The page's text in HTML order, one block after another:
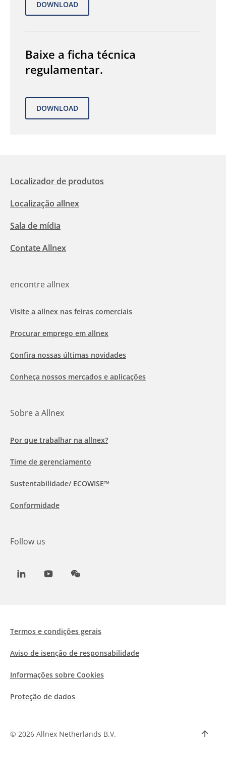
Baixe a ficha técnica
regulamentar.
Localizador de produtos
Localização allnex
Sala de mídia
Contate Allnex
encontre allnex
Visite a allnex nas feiras comerciais
Procurar emprego em allnex
Confira nossas últimas novidades
Conheça nossos mercados e aplicações
Sobre a Allnex
Por que trabalhar na allnex?
Time de gerenciamento
Sustentabilidade/ ECOWISE™
Conformidade
Follow us
LinkedInYoutubeWeChat
© 2026 Allnex Netherlands B.V.
Termos e condições gerais
Aviso de isenção de responsabilidade
Informações sobre Cookies
Proteção de dados